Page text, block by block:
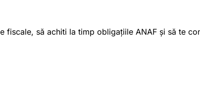
să achiti la timp obligațiile ANAF și să te